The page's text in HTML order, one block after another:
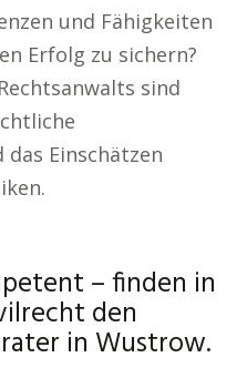
und Fähigkeiten
Erfolg zu sichern?
sind
Einschätzen
– finden in
den
in Wustrow.